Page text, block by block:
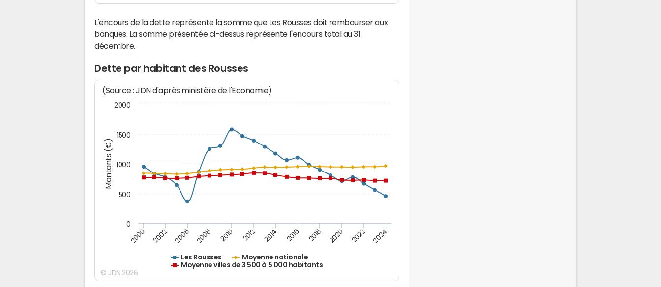
L'encours de la dette représente la somme que Les Rousses doit rembourser aux
banques. La somme présentée ci-dessus représente l'encours total au 31
décembre.
Dette par habitant des Rousses
Montants (€)
(Source : JDN d'après ministère de l'Economie)
Les Rousses
Moyenne nationale
Moyenne villes de 3 500 à 5 000 habitants
2000 2002 2006 2008 2010 2012 2014 2016 2018 2020 2022 2024
500
1000
1500
0
2000
© JDN 2026